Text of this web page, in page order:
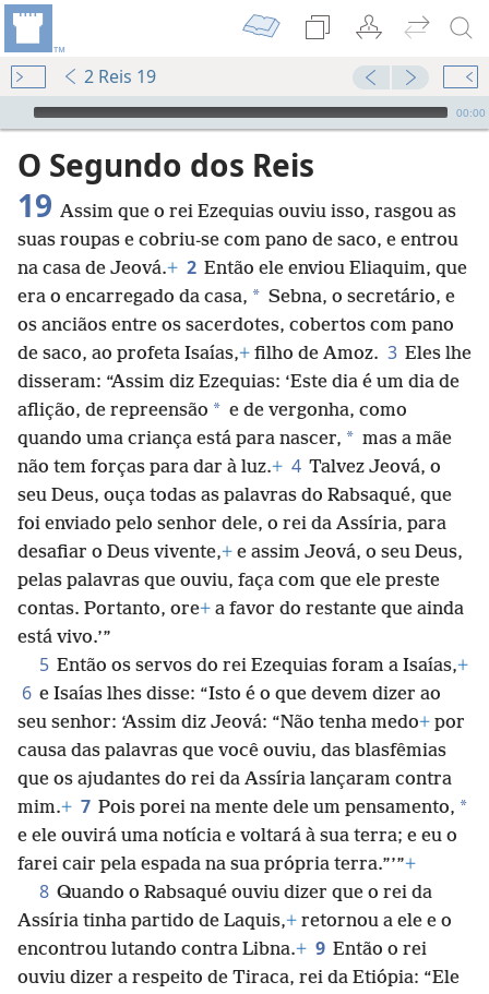
2 Reis 19
Audio Player
00:00
O Segundo dos Reis
19 Assim que o rei Ezequias ouviu isso, rasgou as
suas roupas e cobriu-se com pano de saco, e entrou
na casa de Jeová.+ 2 Então ele enviou Eliaquim, que
era o encarregado da casa, * Sebna, o secretário, e
os anciãos entre os sacerdotes, cobertos com pano
de saco, ao profeta Isaías,+ filho de Amoz. 3 Eles lhe
disseram: “Assim diz Ezequias: ‘Este dia é um dia de
aflição, de repreensão * e de vergonha, como
quando uma criança está para nascer, * mas a mãe
não tem forças para dar à luz.+ 4 Talvez Jeová, o
seu Deus, ouça todas as palavras do Rabsaqué, que
foi enviado pelo senhor dele, o rei da Assíria, para
desafiar o Deus vivente,+ e assim Jeová, o seu Deus,
pelas palavras que ouviu, faça com que ele preste
contas. Portanto, ore+ a favor do restante que ainda
está vivo.’”
5 Então os servos do rei Ezequias foram a Isaías,+
6 e Isaías lhes disse: “Isto é o que devem dizer ao
seu senhor: ‘Assim diz Jeová: “Não tenha medo+ por
causa das palavras que você ouviu, das blasfêmias
que os ajudantes do rei da Assíria lançaram contra
mim.+ 7 Pois porei na mente dele um pensamento, *
e ele ouvirá uma notícia e voltará à sua terra; e eu o
farei cair pela espada na sua própria terra.”’”+
8 Quando o Rabsaqué ouviu dizer que o rei da
Assíria tinha partido de Laquis,+ retornou a ele e o
encontrou lutando contra Libna.+ 9 Então o rei
ouviu dizer a respeito de Tiraca, rei da Etiópia: “Ele